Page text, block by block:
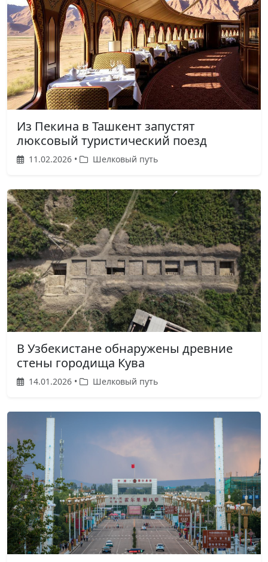
Из Пекина в Ташкент запустят
люксовый туристический поезд
11.02.2026 • Шелковый путь
В Узбекистане обнаружены древние
стены городища Кува
14.01.2026 • Шелковый путь